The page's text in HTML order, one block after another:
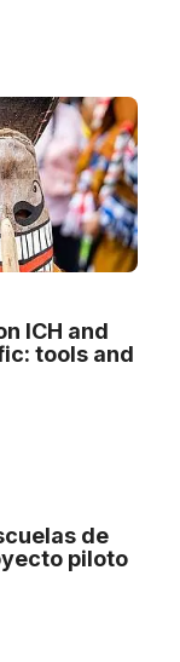
ICH and
tools and
de
piloto